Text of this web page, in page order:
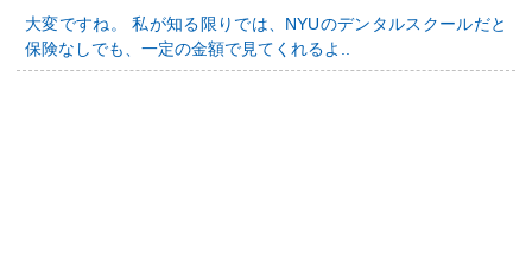
大変ですね。 私が知る限りでは、NYUのデンタルスクールだと
保険なしでも、一定の金額で見てくれるよ..